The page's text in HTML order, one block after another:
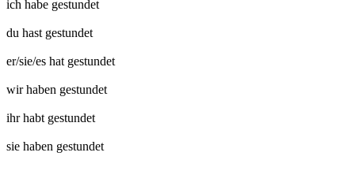
ich habe gestundet
du hast gestundet
er/sie/es hat gestundet
wir haben gestundet
ihr habt gestundet
sie haben gestundet